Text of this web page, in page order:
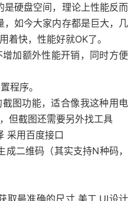
是硬盘空间，理论上性能反而
，如今大家内存都是巨大，几
着快，性能好就OK了。
加额外性能开销，同时方便
程序。
图功能，适合像我这种用电
但截图还需要另外找工具
采用百度接口
二维码（其实支持N种码，
取最准确的尺寸,美工,UI设计